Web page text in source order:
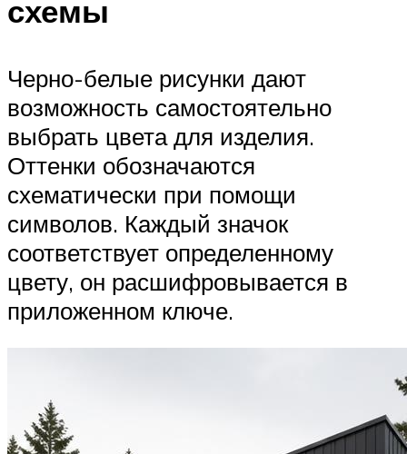
схемы
Черно-белые рисунки дают
возможность самостоятельно
выбрать цвета для изделия.
Оттенки обозначаются
схематически при помощи
символов. Каждый значок
соответствует определенному
цвету, он расшифровывается в
приложенном ключе.